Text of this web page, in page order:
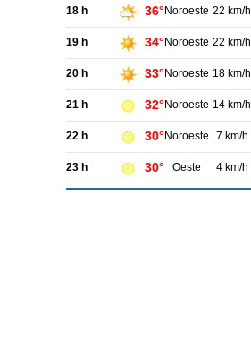
18 h 36° Noroeste 22 km/h
19 h 34° Noroeste 22 km/h
20 h 33° Noroeste 18 km/h
21 h 32° Noroeste 14 km/h
22 h 30° Noroeste 7 km/h
23 h 30° Oeste 4 km/h